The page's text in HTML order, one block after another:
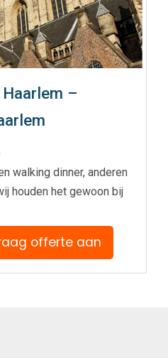
–
walking dinner, anderen
houden het gewoon bij
offerte aan